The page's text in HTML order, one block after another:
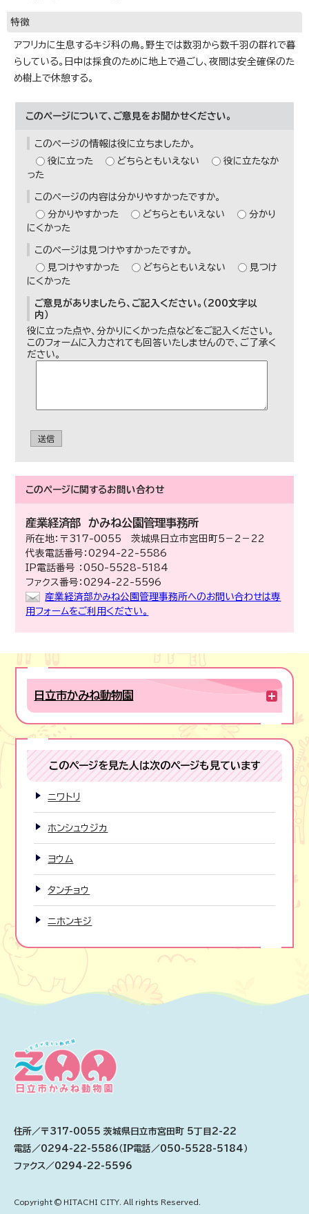
特徴
アフリカに生息するキジ科の鳥。野生では数羽から数千羽の群れで暮
らしている。日中は採食のために地上で過ごし、夜間は安全確保のた
め樹上で休憩する。
このページについて、ご意見をお聞かせください。
このページの情報は役に立ちましたか。
役に立った
どちらともいえない
役に立たなか
った
このページの内容は分かりやすかったですか。
分かりやすかった
どちらともいえない
分かり
にくかった
このページは見つけやすかったですか。
見つけやすかった
どちらともいえない
見つけ
にくかった
ご意見がありましたら、ご記入ください。（200文字以
内）
役に立った点や、分かりにくかった点などをご記入ください。
このフォームに入力されても回答いたしませんので、ご了承く
ださい。
送信
このページに関するお問い合わせ
産業経済部かみね公園管理事務所
所在地：〒317-0055 茨城県日立市宮田町5－2－22
代表電話番号：0294-22-5586
IP電話番号 ：050-5528-5184
ファクス番号：0294-22-5596
産業経済部かみね公園管理事務所へのお問い合わせは専
用フォームをご利用ください。
日立市かみね動物園
このページを見た人は次のページも見ています
ニワトリ
ホンシュウジカ
ヨウム
タンチョウ
ニホンキジ
住所／〒317-0055 茨城県日立市宮田町 5丁目2-22
電話／0294-22-5586（IP電話／050-5528-5184）
ファクス／0294-22-5596
Copyright © HITACHI CITY. All rights Reserved.